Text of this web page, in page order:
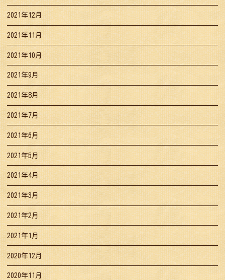
2021年12月
2021年11月
2021年10月
2021年9月
2021年8月
2021年7月
2021年6月
2021年5月
2021年4月
2021年3月
2021年2月
2021年1月
2020年12月
2020年11月